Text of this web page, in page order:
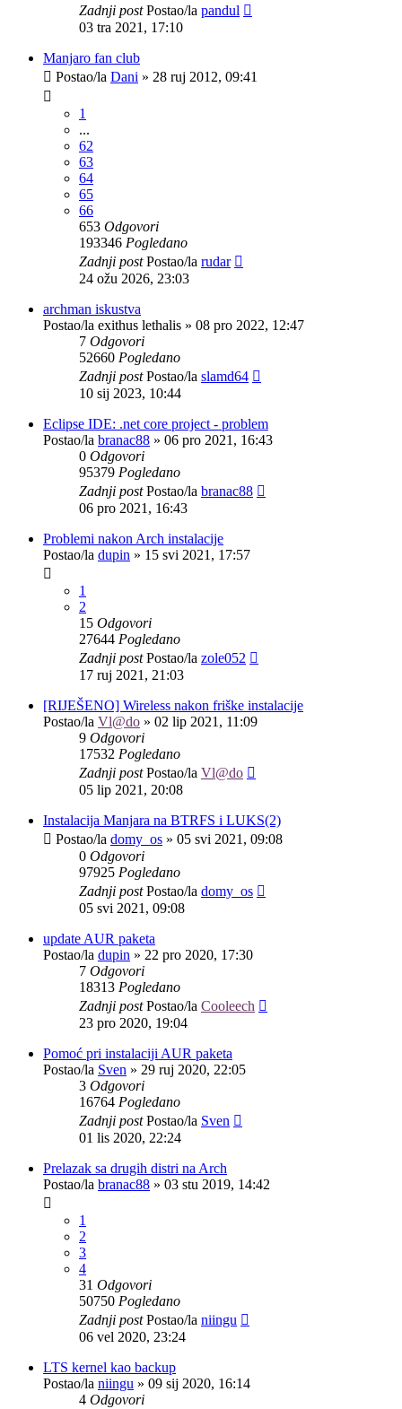
Zadnji postPostao/la pandul
03 tra 2021, 17:10
Manjaro fan club
Postao/la Dani » 28 ruj 2012, 09:41
1
...
62
63
64
65
66
653 Odgovori
193346 Pogledano
Zadnji postPostao/la rudar
24 ožu 2026, 23:03
archman iskustva
Postao/la exithus lethalis » 08 pro 2022, 12:47
7 Odgovori
52660 Pogledano
Zadnji postPostao/la slamd64
10 sij 2023, 10:44
Eclipse IDE: .net core project - problem
Postao/la branac88 » 06 pro 2021, 16:43
0 Odgovori
95379 Pogledano
Zadnji postPostao/la branac88
06 pro 2021, 16:43
Problemi nakon Arch instalacije
Postao/la dupin » 15 svi 2021, 17:57
1
2
15 Odgovori
27644 Pogledano
Zadnji postPostao/la zole052
17 ruj 2021, 21:03
[RIJEŠENO] Wireless nakon friške instalacije
Postao/la Vl@do » 02 lip 2021, 11:09
9 Odgovori
17532 Pogledano
Zadnji postPostao/la Vl@do
05 lip 2021, 20:08
Instalacija Manjara na BTRFS i LUKS(2)
Postao/la domy_os » 05 svi 2021, 09:08
0 Odgovori
97925 Pogledano
Zadnji postPostao/la domy_os
05 svi 2021, 09:08
update AUR paketa
Postao/la dupin » 22 pro 2020, 17:30
7 Odgovori
18313 Pogledano
Zadnji postPostao/la Cooleech
23 pro 2020, 19:04
Pomoć pri instalaciji AUR paketa
Postao/la Sven » 29 ruj 2020, 22:05
3 Odgovori
16764 Pogledano
Zadnji postPostao/la Sven
01 lis 2020, 22:24
Prelazak sa drugih distri na Arch
Postao/la branac88 » 03 stu 2019, 14:42
1
2
3
4
31 Odgovori
50750 Pogledano
Zadnji postPostao/la niingu
06 vel 2020, 23:24
LTS kernel kao backup
Postao/la niingu » 09 sij 2020, 16:14
4 Odgovori